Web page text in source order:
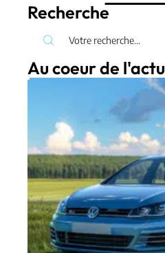
Recherche
Au coeur de l'actu